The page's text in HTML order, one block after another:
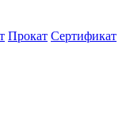
Прокат Сертификат